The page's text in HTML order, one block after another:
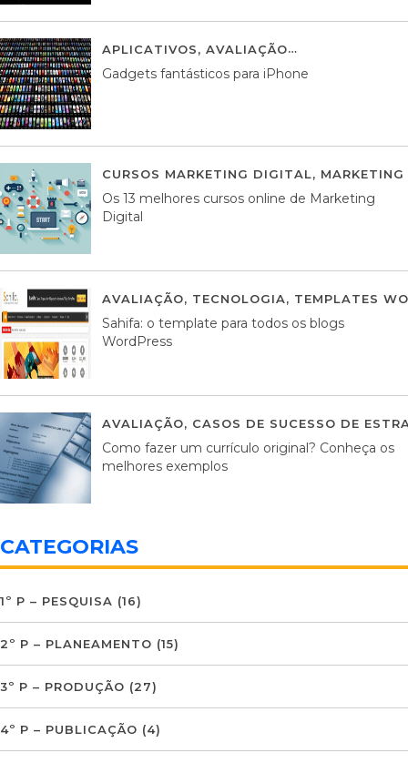
APLICATIVOS, AVALIAÇÃO
Gadgets fantásticos para iPhone
CURSOS MARKETING DIGITAL,
Os 13 melhores cursos online de Marketing
Digital
AVALIAÇÃO, TECNOLOGIA, TEMPLATES
Sahifa: o template para todos os blogs
WordPress
AVALIAÇÃO, CASOS DE SUCESSO DE
Como fazer um currículo original? Conheça os
melhores exemplos
CATEGORIAS
1º P – PESQUISA (16)
2º P – PLANEAMENTO (15)
3º P – PRODUÇÃO (27)
4º P – PUBLICAÇÃO (4)